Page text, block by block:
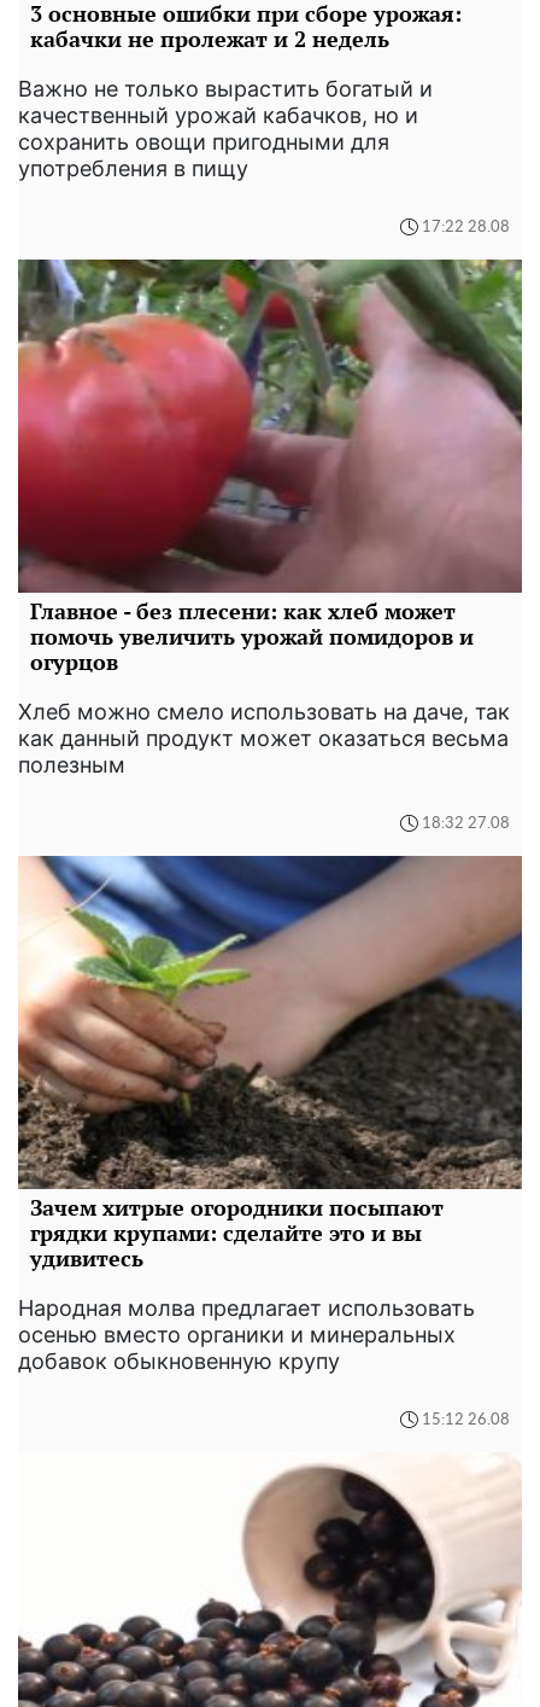
3 основные ошибки при сборе урожая:
кабачки не пролежат и 2 недель
Важно не только вырастить богатый и
качественный урожай кабачков, но и
сохранить овощи пригодными для
употребления в пищу
17:22 28.08
Главное - без плесени: как хлеб может
помочь увеличить урожай помидоров и
огурцов
Хлеб можно смело использовать на даче, так
как данный продукт может оказаться весьма
полезным
18:32 27.08
Зачем хитрые огородники посыпают
грядки крупами: сделайте это и вы
удивитесь
Народная молва предлагает использовать
осенью вместо органики и минеральных
добавок обыкновенную крупу
15:12 26.08